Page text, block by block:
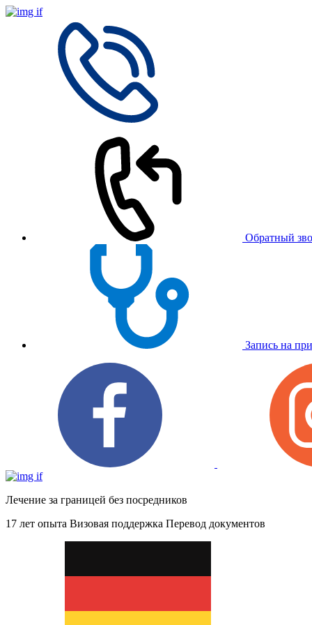
Обратный
Запись на
Лечение за границей без посредников
17 лет опыта Визовая поддержка Перевод документов